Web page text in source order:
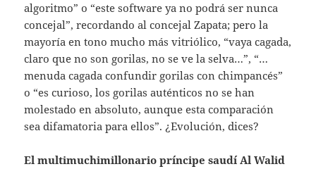
algoritmo” o “este software ya no podrá ser nunca
concejal”, recordando al concejal Zapata; pero la
mayoría en tono mucho más vitriólico, “vaya cagada,
claro que no son gorilas, no se ve la selva…”, “…
menuda cagada confundir gorilas con chimpancés”
o “es curioso, los gorilas auténticos no se han
molestado en absoluto, aunque esta comparación
sea difamatoria para ellos”. ¿Evolución, dices?
El multimuchimillonario príncipe saudí Al Walid